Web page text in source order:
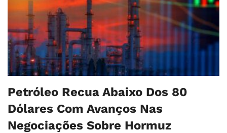
Petróleo Recua Abaixo Dos 80
Dólares Com Avanços Nas
Negociações Sobre Hormuz